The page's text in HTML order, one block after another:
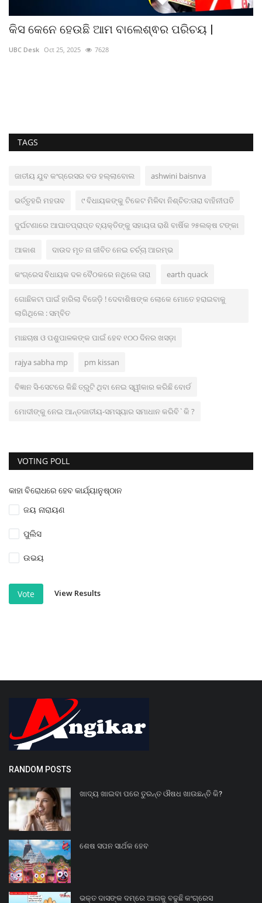
କିସ କେନେ ହେଉଛି ଆମ ବାଲେଶ୍ଵର ପରିଚୟ |
UBC Desk Oct 25, 2025 7628
TAGS
ଜାତୀୟ ଯୁବ କଂଗ୍ରେସର ବଡ ହଲ୍ଲାବୋଲ ashwini baisnva
ଭର୍ତ୍ତୃହରି ମହତାବ ୯ ବିଧାୟକଙ୍କୁ ଟିକେଟ ମିଳିବା ନିଶ୍ଚିତ:ତାରା ବାହିନୀପତି
ଦୁର୍ଘଟଣାରେ ଆଘାତପ୍ରାପ୍ତ ବ୍ୟକ୍ତିଙ୍କୁ ସହାୟତା ରାଶି ବାର୍ଷିକ ୨୫ଲକ୍ଷ ଟଙ୍କା
ଆକାଶ ଦାଉଦ ମୃତ ନା ଜୀବିତ ନେଇ ଚର୍ଚ୍ଚା ଆରମ୍ଭ
କଂଗ୍ରେସ ବିଧାୟକ ଦଳ ବୈଠକରେ ନଥିଲେ ତାରା earth quack
ଗୋଛିକଟା ପାଇଁ ହାରିଲା ବିଜେଡ଼ି ! ଦେବାଶିଷଙ୍କ ଲୋକେ ମୋତେ ହରାଇବାକୁ
ଲାଗିଥିଲେ : ସମ୍ବିତ
ମାଛଚାଷ ଓ ପଶୁପାଳକଙ୍କ ପାଇଁ ହେବ ୧୦୦ ଦିନର ଖସଡ଼ା
rajya sabha mp pm kissan
ବିଜ୍ଞାନ ସି-ସେଟରେ କିଛି ତ୍ରୁଟି ଥିବା ନେଇ ସ୍ୱୀକାର କରିଛି ବୋର୍ଡ
ମୋଦୀଙ୍କୁ ନେଇ ଆନ୍ତଜାତୀୟ-ସମସ୍ୟାର ସମାଧାନ କରିବି`କି ?
VOTING POLL
କାହା ବିରୋଧରେ ହେବ କାର୍ଯ୍ୟାନୁଷ୍ଠାନ
ଜୟ ନାରାୟଣ
ପୁଲିସ
ଉଭୟ
Vote View Results
RANDOM POSTS
ଖାଦ୍ୟ ଖାଇବା ପରେ ତୁରନ୍ତ ଔଷଧ ଖାଉଛନ୍ତି କି?
ଶେଷ ସପନ ସାର୍ଥକ ହେବ
ଭକ୍ତ ଦାସଙ୍କ ଦମ୍‌ରେ ଆଗକୁ ବଢୁଛି କଂଗ୍ରେସ